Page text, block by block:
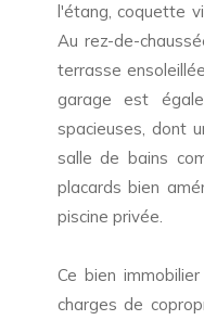
l'étang, coquette
Au rez-de-
terrasse
garage est
spacieuses, dont
salle de bains
placards bien
piscine privée.
Ce bien
charges de